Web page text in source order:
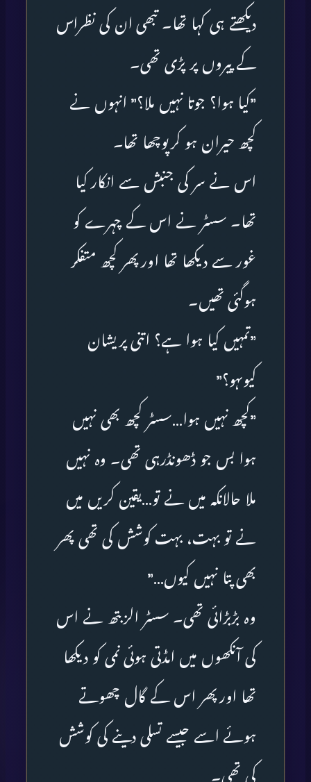
دیکھتے ہی کہا تھا۔ تبھی ان کی نظراس
کے پیروں پر پڑی تھی۔
”کیا ہوا؟ جوتا نہیں ملا؟” انہوں نے
کچھ حیران ہو کرپوچھا تھا۔
اس نے سر کی جنبش سے انکار کیا
تھا۔ سسٹر نے اس کے چہرے کو
غور سے دیکھا تھا اورپھر کچھ متفکر
ہوگئی تھیں۔
”تمہیں کیا ہوا ہے؟ اتنی پریشان
کیوںہو؟”
”کچھ نہیں ہوا…سسٹر کچھ بھی نہیں
ہوا بس جو ڈھونڈرہی تھی۔ وہ نہیں
ملا حالانکہ میں نے تو…یقین کریں میں
نے تو بہت، بہت کوشش کی تھی پھر
بھی پتا نہیں کیوں…”
وہ بڑبڑائی تھی۔ سسٹر الزبتھ نے اس
کی آنکھوں میں امڈتی ہوئی نمی کو دیکھا
تھا اورپھر اس کے گال چھوتے
ہوئے اسے جیسے تسلی دینے کی کوشش
کی تھی۔